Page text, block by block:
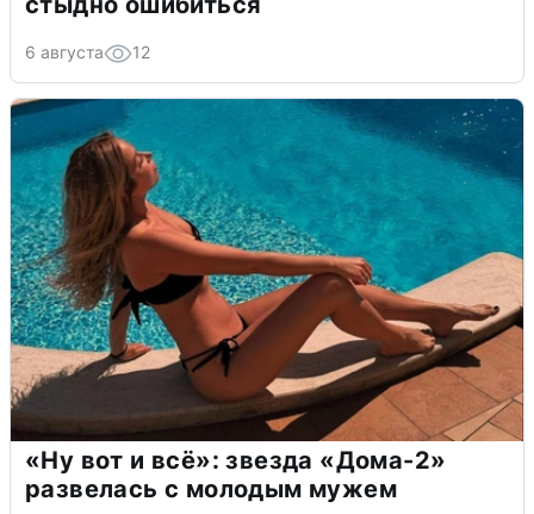
6 августа 12
«Ну вот и всё»: звезда «Дома-2»
развелась с молодым мужем